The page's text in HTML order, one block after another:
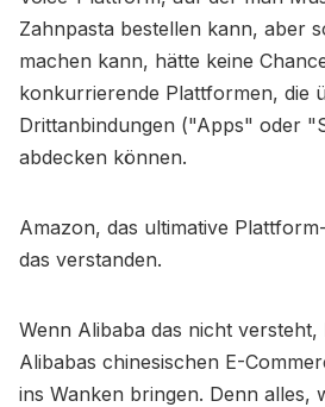
Zahnpasta bestellen kann, aber
machen kann, hätte keine
konkurrierende Plattformen, die
Drittanbindungen ("Apps" oder
abdecken können.
Amazon, das ultimative
das verstanden.
Wenn Alibaba das nicht versteht,
Alibabas chinesischen E-
ins Wanken bringen. Denn alles,